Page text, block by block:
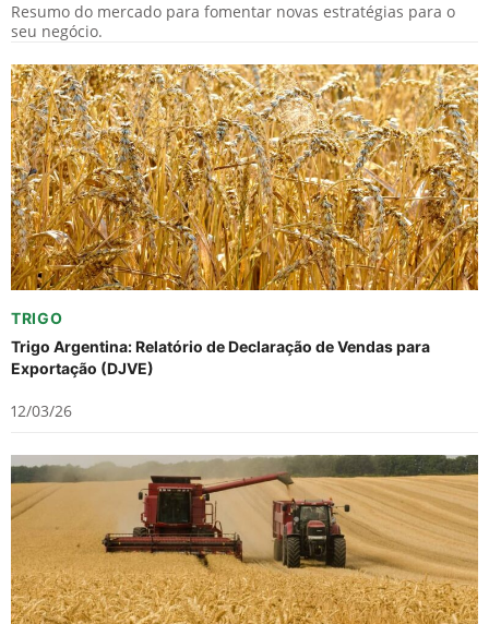
Resumo do mercado para fomentar novas estratégias para o
seu negócio.
TRIGO
Trigo Argentina: Relatório de Declaração de Vendas para
Exportação (DJVE)
12/03/26